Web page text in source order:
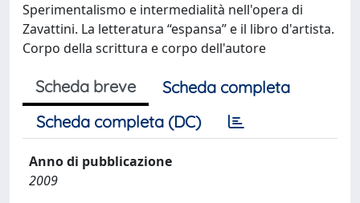
Sperimentalismo e intermedialità nell'opera di
Zavattini. La letteratura “espansa” e il libro d'artista.
Corpo della scrittura e corpo dell'autore
Scheda breve
Scheda completa
Scheda completa (DC)
Anno di pubblicazione
2009